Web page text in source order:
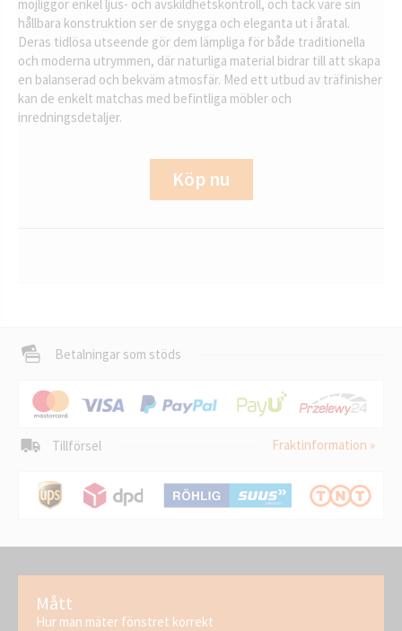
möjliggör enkel ljus- och avskildhetskontroll, och tack vare sin
hållbara konstruktion ser de snygga och eleganta ut i åratal.
Deras tidlösa utseende gör dem lämpliga för både traditionella
och moderna utrymmen, där naturliga material bidrar till att skapa
en balanserad och bekväm atmosfär. Med ett utbud av träfinisher
kan de enkelt matchas med befintliga möbler och
inredningsdetaljer.
Köp nu
Betalningar som stöds
Tillförsel Fraktinformation »
Mått
Hur man mäter fönstret korrekt